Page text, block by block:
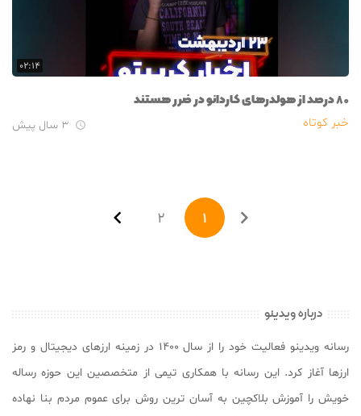
۰۲:۱۴
۸۰ درصد از هولدرهای کاردانو در ضرر هستند
خبر کوتاه ۳ سال پیش 
 ۱ ۲ 
درباره ویدینو
رسانه ویدینو فعالیت خود را از سال ۱۴۰۰ در زمینه ارزهای دیجیتال و رمز
ارزها آغاز کرد. این رسانه با همکاری تیمی از متخصصین این حوزه رساله
خویش را آموزش بلاکچین به آسان ترین روش برای عموم مردم بنا نهاده